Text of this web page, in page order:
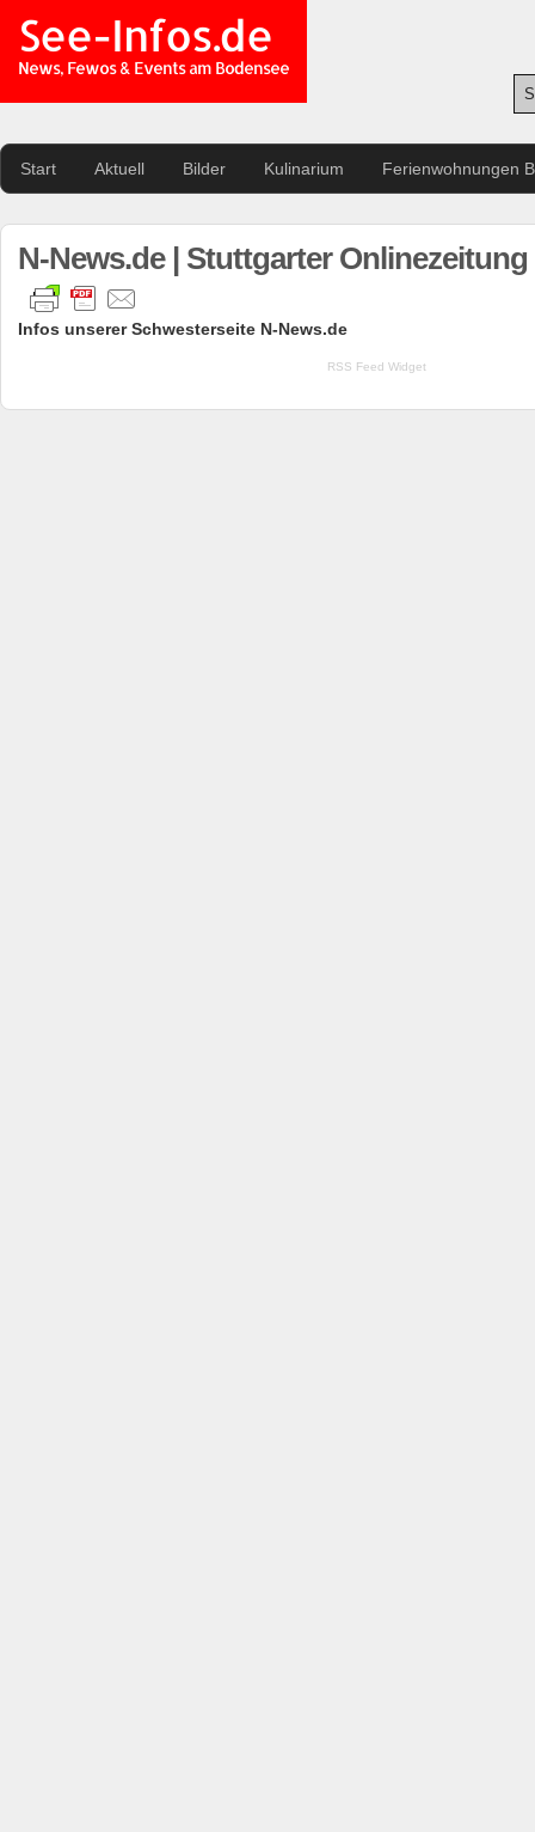
See-Infos.de
News, Fewos & Events am Bodensee
Start Aktuell Bilder Kulinarium Ferienwohnungen
N-News.de | Stuttgarter Onlinezeitung
Infos unserer Schwesterseite N-News.de
RSS Feed Widget